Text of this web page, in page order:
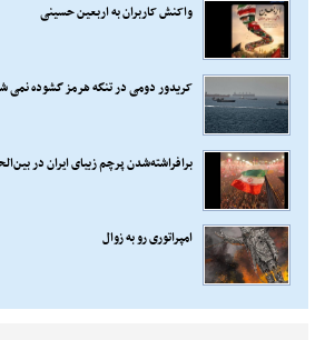
واکنش کاربران به اربعین حسینی
کریدور دومی در تنگه هرمز گشوده نمی
برافراشته‌شدن پرچم زیبای ایران در
امپراتوری رو به زوال